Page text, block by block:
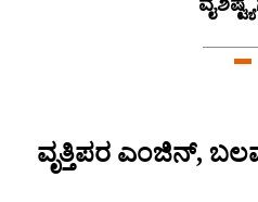
ವೃತ್ತಿಪರ ಎಂಜಿನ್,